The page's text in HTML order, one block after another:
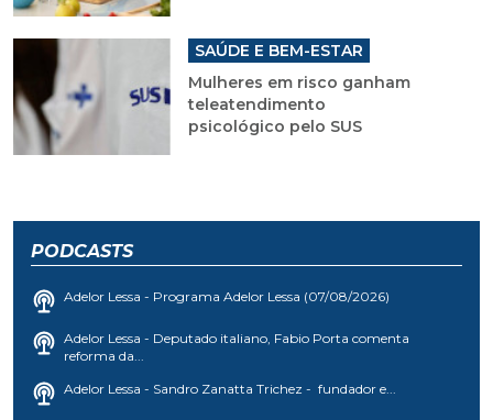
SAÚDE E BEM-ESTAR
Mulheres em risco ganham
teleatendimento
psicológico pelo SUS
PODCASTS
Adelor Lessa - Programa Adelor Lessa (07/08/2026)
Adelor Lessa - Deputado italiano, Fabio Porta comenta
reforma da...
Adelor Lessa - Sandro Zanatta Trichez - fundador e...